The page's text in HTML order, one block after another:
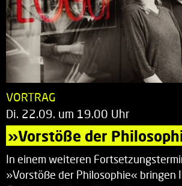
VORTRAG
Di. 22.09. um 19.00 Uhr
»Vorstöße der
In einem weiteren
»Vorstöße der Philosophie« bringen